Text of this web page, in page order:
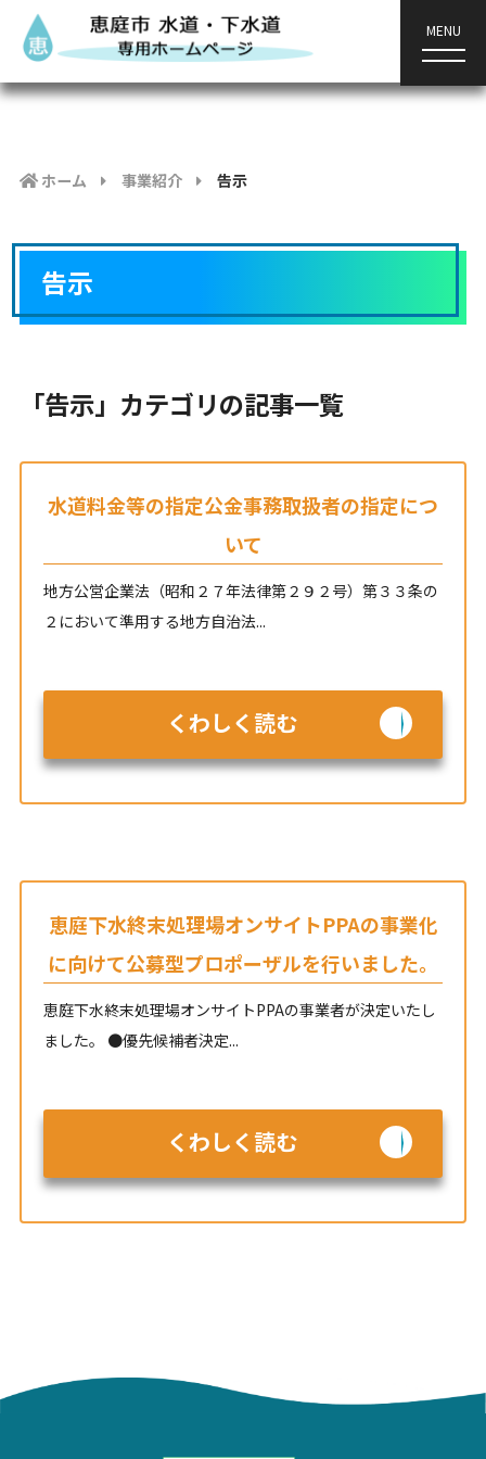
MENU
ホーム 事業紹介 告示
告示
「告示」カテゴリの記事一覧
水道料金等の指定公金事務取扱者の指定につ
いて
地方公営企業法（昭和２７年法律第２９２号）第３３条の
２において準用する地方自治法...
くわしく読む
恵庭下水終末処理場オンサイトPPAの事業化
に向けて公募型プロポーザルを行いました。
恵庭下水終末処理場オンサイトPPAの事業者が決定いたし
ました。 ●優先候補者決定...
くわしく読む